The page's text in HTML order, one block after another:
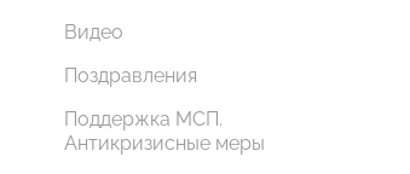
Видео
Поздравления
Поддержка МСП.
Антикризисные меры